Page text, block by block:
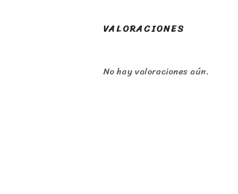
VALORACIONES
No hay valoraciones aún.